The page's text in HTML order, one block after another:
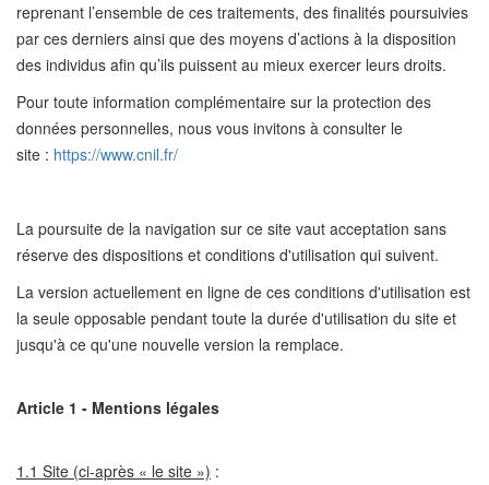
reprenant l’ensemble de ces traitements, des finalités poursuivies
par ces derniers ainsi que des moyens d’actions à la disposition
des individus afin qu’ils puissent au mieux exercer leurs droits.
Pour toute information complémentaire sur la protection des
données personnelles, nous vous invitons à consulter le
site : https://www.cnil.fr/
La poursuite de la navigation sur ce site vaut acceptation sans
réserve des dispositions et conditions d'utilisation qui suivent.
La version actuellement en ligne de ces conditions d'utilisation est
la seule opposable pendant toute la durée d'utilisation du site et
jusqu'à ce qu'une nouvelle version la remplace.
Article 1 - Mentions légales
1.1 Site (ci-après « le site ») :